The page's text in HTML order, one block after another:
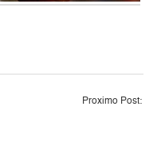
Proximo Post: